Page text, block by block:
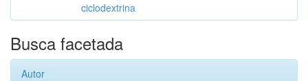
ciclodextrina
Busca facetada
Autor